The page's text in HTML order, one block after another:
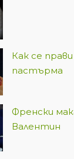
Как се
пастърма
Френски
Валентин